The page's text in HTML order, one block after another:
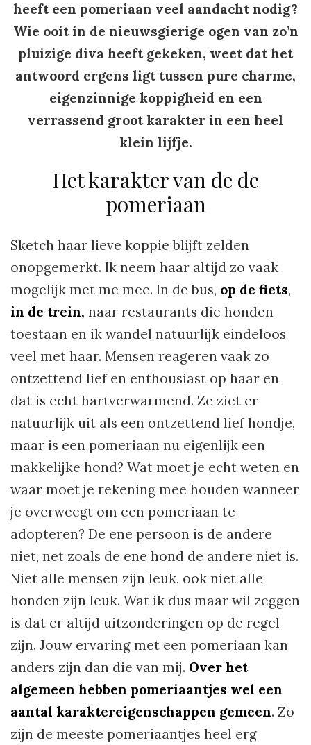
heeft een pomeriaan veel aandacht nodig?
Wie ooit in de nieuwsgierige ogen van zo’n
pluizige diva heeft gekeken, weet dat het
antwoord ergens ligt tussen pure charme,
eigenzinnige koppigheid en een
verrassend groot karakter in een heel
klein lijfje.
Het karakter van de de
pomeriaan
Sketch haar lieve koppie blijft zelden
onopgemerkt. Ik neem haar altijd zo vaak
mogelijk met me mee. In de bus, op de fiets,
in de trein, naar restaurants die honden
toestaan en ik wandel natuurlijk eindeloos
veel met haar. Mensen reageren vaak zo
ontzettend lief en enthousiast op haar en
dat is echt hartverwarmend. Ze ziet er
natuurlijk uit als een ontzettend lief hondje,
maar is een pomeriaan nu eigenlijk een
makkelijke hond? Wat moet je echt weten en
waar moet je rekening mee houden wanneer
je overweegt om een pomeriaan te
adopteren? De ene persoon is de andere
niet, net zoals de ene hond de andere niet is.
Niet alle mensen zijn leuk, ook niet alle
honden zijn leuk. Wat ik dus maar wil zeggen
is dat er altijd uitzonderingen op de regel
zijn. Jouw ervaring met een pomeriaan kan
anders zijn dan die van mij. Over het
algemeen hebben pomeriaantjes wel een
aantal karaktereigenschappen gemeen. Zo
zijn de meeste pomeriaantjes heel erg